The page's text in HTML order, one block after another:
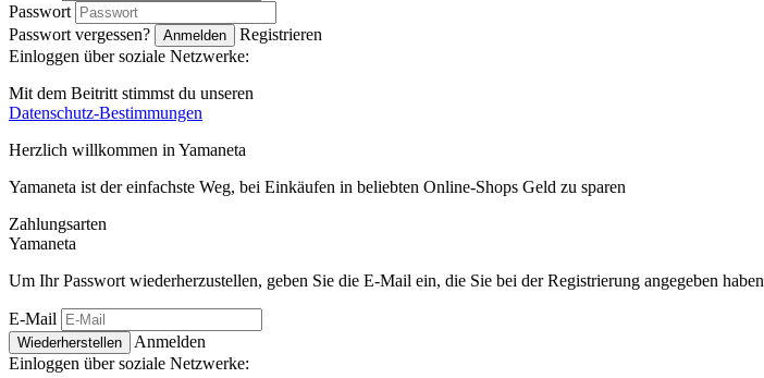
Passwort
Passwort vergessen?
Anmelden
Registrieren
Einloggen über soziale Netzwerke:
Mit dem Beitritt stimmst du unseren
Datenschutz-Bestimmungen
Herzlich willkommen in Yamaneta
Yamaneta ist der einfachste Weg, bei Einkäufen in beliebten Online-Shops Geld zu sparen
Zahlungsarten
Yamaneta
Um Ihr Passwort wiederherzustellen, geben Sie die E-Mail ein, die Sie bei der Registrierung angegeben haben
E-Mail
Wiederherstellen
Anmelden
Einloggen über soziale Netzwerke: